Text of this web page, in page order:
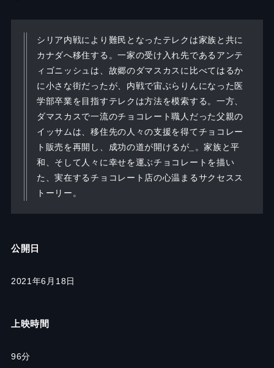
シリア内戦により難民となったテレクは家族と共に
カナダへ移住する。一家の受け入れ先であるアンテ
ィゴニッシュは、故郷のダマスカスに比べてはるか
に小さな街だったが、内戦で宙ぶらりんになった医
学部卒業を目指すテレクは方法を模索する。一方、
ダマスカスで一流のチョコレート職人だった父親の
イッサムは、移住先の人々の支援を得てチョコレー
ト販売を再開し、成功の道が開けるが
。家族と平
和、そして人々に幸せを運ぶチョコレートを描い
た、実在するチョコレート店の心温まるサクセスス
トーリー。
公開日
2021年6月18日
上映時間
96分